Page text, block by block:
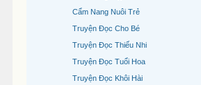
Cẩm Nang Nuôi Trẻ
Truyện Đọc Cho Bé
Truyện Đọc Thiếu Nhi
Truyện Đọc Tuổi Hoa
Truyện Đọc Khôi Hài